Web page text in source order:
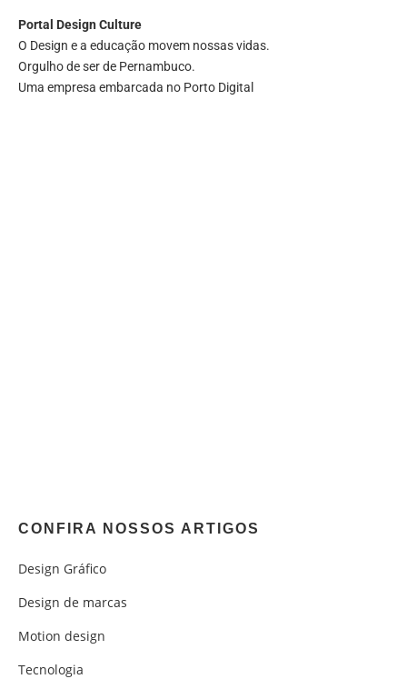
Portal Design Culture
O Design e a educação movem nossas vidas.
Orgulho de ser de Pernambuco.
Uma empresa embarcada no Porto Digital
CONFIRA NOSSOS ARTIGOS
Design Gráfico
Design de marcas
Motion design
Tecnologia